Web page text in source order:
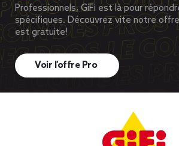
Professionnels, GiFi est là pour
spécifiques. Découvrez vite notre offre
est gratuite!
Voir l’offre Pro